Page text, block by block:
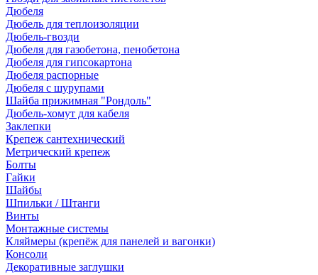
Дюбеля
Дюбель для теплоизоляции
Дюбель-гвозди
Дюбеля для газобетона, пенобетона
Дюбеля для гипсокартона
Дюбеля распорные
Дюбеля с шурупами
Шайба прижимная "Рондоль"
Дюбель-хомут для кабеля
Заклепки
Крепеж сантехнический
Метрический крепеж
Болты
Гайки
Шайбы
Шпильки / Штанги
Винты
Монтажные системы
Кляймеры (крепёж для панелей и вагонки)
Консоли
Декоративные заглушки